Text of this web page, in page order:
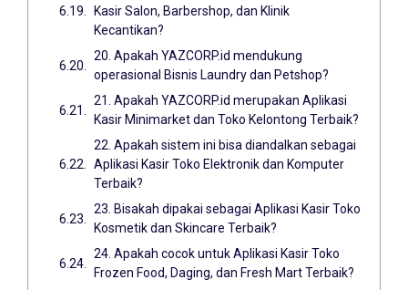
Kasir Salon, Barbershop, dan Klinik
Kecantikan?
20. Apakah YAZCORP.id mendukung
operasional Bisnis Laundry dan Petshop?
21. Apakah YAZCORP.id merupakan Aplikasi
Kasir Minimarket dan Toko Kelontong Terbaik?
22. Apakah sistem ini bisa diandalkan sebagai
Aplikasi Kasir Toko Elektronik dan Komputer
Terbaik?
23. Bisakah dipakai sebagai Aplikasi Kasir Toko
Kosmetik dan Skincare Terbaik?
24. Apakah cocok untuk Aplikasi Kasir Toko
Frozen Food, Daging, dan Fresh Mart Terbaik?